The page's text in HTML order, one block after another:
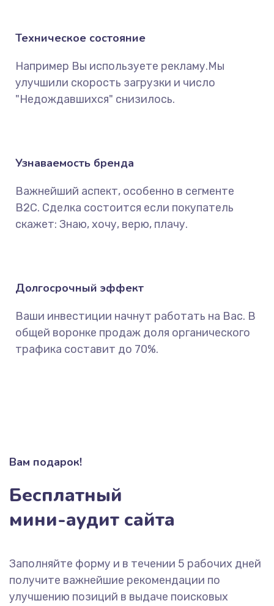
Техническое состояние
Например Вы используете рекламу.Мы
улучшили скорость загрузки и число
"Недождавшихся" снизилось.
Узнаваемость бренда
Важнейший аспект, особенно в сегменте
B2C. Сделка состоится если покупатель
скажет: Знаю, хочу, верю, плачу.
Долгосрочный эффект
Ваши инвестиции начнут работать на Вас. В
общей воронке продаж доля органического
трафика составит до 70%.
Вам подарок!
Бесплатный
мини-аудит сайта
Заполняйте форму и в течении 5 рабочих дней
получите важнейшие рекомендации по
улучшению позиций в выдаче поисковых